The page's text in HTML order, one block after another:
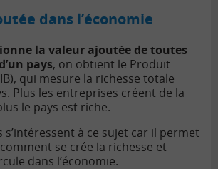
dans l’économie
la valeur ajoutée de toutes
pays, on obtient le Produit
, qui mesure la richesse totale
Plus les entreprises créent de la
le pays est riche.
s’intéressent à ce sujet car il permet
se crée la richesse et
dans l’économie.